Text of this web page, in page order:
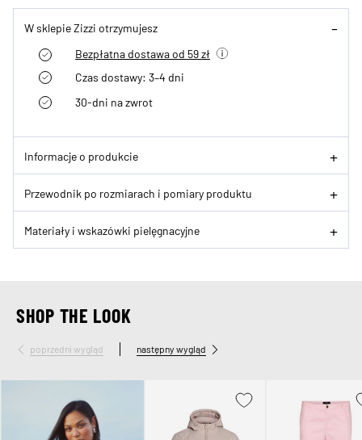
W sklepie Zizzi otrzymujesz
Bezpłatna dostawa od 59 zł
Czas dostawy: 3–4 dni
30-dni na zwrot
Informacje o produkcie
Przewodnik po rozmiarach i pomiary produktu
Materiały i wskazówki pielęgnacyjne
SHOP THE LOOK
poprzedni wygląd następny wygląd